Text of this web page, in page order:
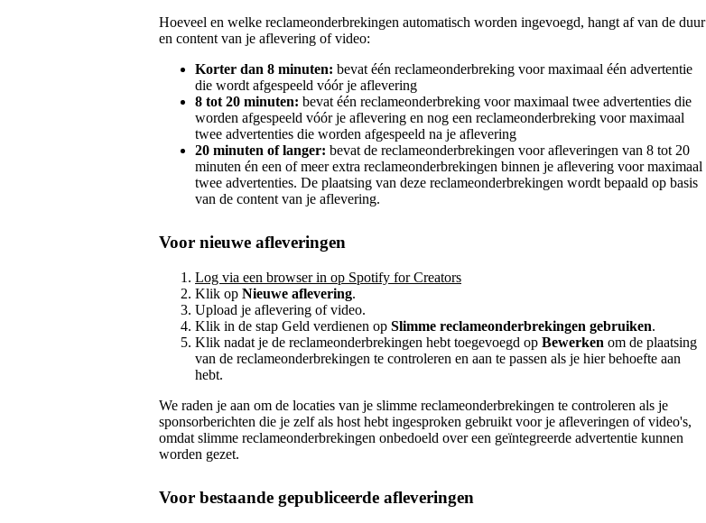
Hoeveel en welke reclameonderbrekingen automatisch worden ingevoegd, hangt af van de duur
en content van je aflevering of video:
Korter dan 8 minuten: bevat één reclameonderbreking voor maximaal één advertentie
die wordt afgespeeld vóór je aflevering
8 tot 20 minuten: bevat één reclameonderbreking voor maximaal twee advertenties die
worden afgespeeld vóór je aflevering en nog een reclameonderbreking voor maximaal
twee advertenties die worden afgespeeld na je aflevering
20 minuten of langer: bevat de reclameonderbrekingen voor afleveringen van 8 tot 20
minuten én een of meer extra reclameonderbrekingen binnen je aflevering voor maximaal
twee advertenties. De plaatsing van deze reclameonderbrekingen wordt bepaald op basis
van de content van je aflevering.
Voor nieuwe afleveringen
Log via een browser in op Spotify for Creators
Klik op Nieuwe aflevering.
Upload je aflevering of video.
Klik in de stap Geld verdienen op Slimme reclameonderbrekingen gebruiken.
Klik nadat je de reclameonderbrekingen hebt toegevoegd op Bewerken om de plaatsing
van de reclameonderbrekingen te controleren en aan te passen als je hier behoefte aan
hebt.
We raden je aan om de locaties van je slimme reclameonderbrekingen te controleren als je
sponsorberichten die je zelf als host hebt ingesproken gebruikt voor je afleveringen of video's,
omdat slimme reclameonderbrekingen onbedoeld over een geïntegreerde advertentie kunnen
worden gezet.
Voor bestaande gepubliceerde afleveringen